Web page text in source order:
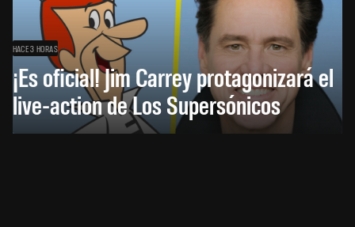
HACE 3 HORAS
¡Es oficial! Jim Carrey protagonizará el
live-action de Los Supersónicos